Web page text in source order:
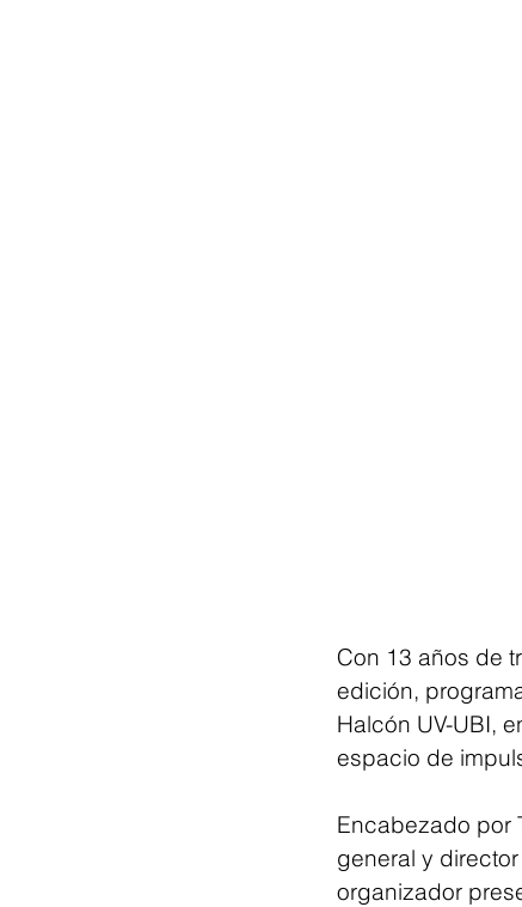
Con 13 años de
edición,
Halcón UV-UBI,
espacio de
Encabezado por
general y
organizador